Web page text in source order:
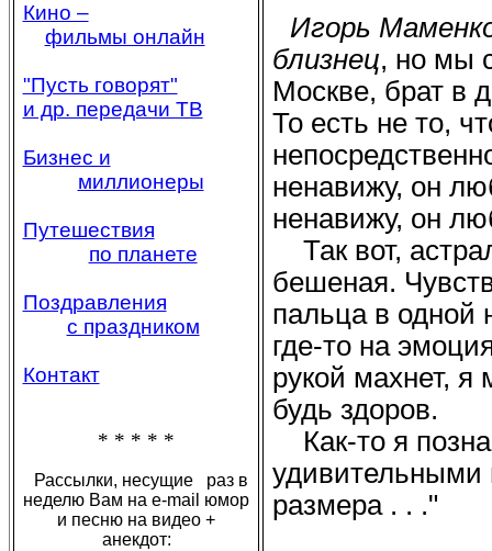
Кино –
фильмы онлайн
"Пусть говорят"
и др. передачи ТВ
Бизнес и
миллионеры
Путешествия
по планете
Поздравления
с праздником
Контакт
* * * * *
Рассылки, несущие раз в
неделю Вам на e-mail юмор
и песню на видео +
анекдот:
Игорь
близнец, но мы
Москве, брат в
То есть не то,
ненавижу, он
ненавижу, он
Так вот,
бешеная.
пальца в одной
где-то на
рукой махнет, я
будь здоров.
Как-то я
удивительными
размера . . ."